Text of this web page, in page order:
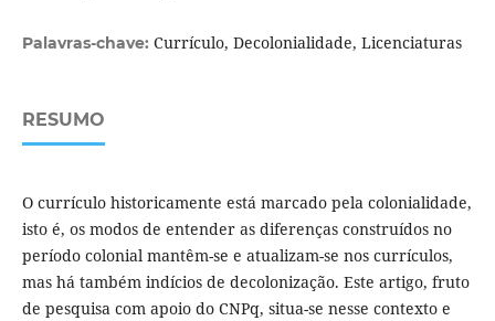
Palavras-chave: Currículo, Decolonialidade, Licenciaturas
RESUMO
O currículo historicamente está marcado pela colonialidade,
isto é, os modos de entender as diferenças construídos no
período colonial mantêm-se e atualizam-se nos currículos,
mas há também indícios de decolonização. Este artigo, fruto
de pesquisa com apoio do CNPq, situa-se nesse contexto e